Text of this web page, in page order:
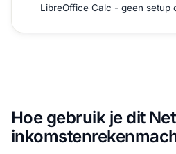
LibreOffice Calc - geen setup
Hoe gebruik je dit